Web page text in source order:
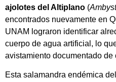
ajolotes del Altiplano (
encontrados nuevamente en
UNAM lograron identificar
cuerpo de agua artificial, lo
avistamiento documentado de
Esta salamandra endémica